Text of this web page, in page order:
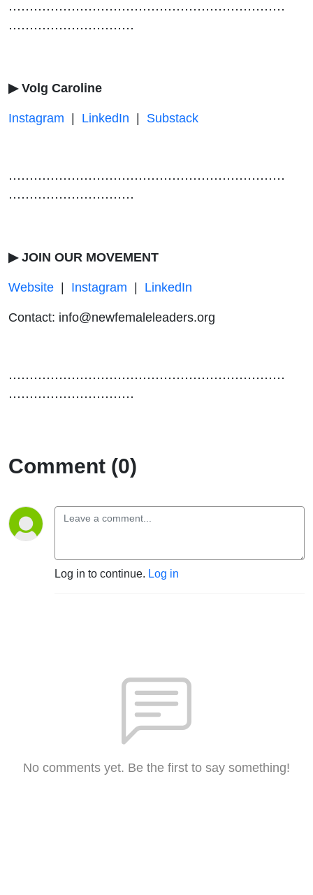
⋯⋯⋯⋯⋯⋯⋯⋯⋯⋯⋯⋯⋯⋯⋯⋯⋯⋯⋯⋯⋯⋯
⋯⋯⋯⋯⋯⋯⋯⋯⋯⋯
▶ Volg Caroline
Instagram | LinkedIn | Substack
⋯⋯⋯⋯⋯⋯⋯⋯⋯⋯⋯⋯⋯⋯⋯⋯⋯⋯⋯⋯⋯⋯
⋯⋯⋯⋯⋯⋯⋯⋯⋯⋯
▶ JOIN OUR MOVEMENT
Website | Instagram | LinkedIn
Contact: info@newfemaleleaders.org
⋯⋯⋯⋯⋯⋯⋯⋯⋯⋯⋯⋯⋯⋯⋯⋯⋯⋯⋯⋯⋯⋯
⋯⋯⋯⋯⋯⋯⋯⋯⋯⋯
Comment (0)
Log in to continue. Log in
No comments yet. Be the first to say something!